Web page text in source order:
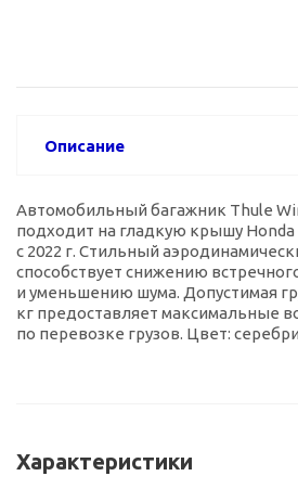
Описание
Автомобильный багажник Thule
подходит на гладкую крышу Honda
с 2022 г. Стильный
способствует снижению
и уменьшению шума. Допустимая
кг предоставляет максимальные
по перевозке грузов. Цвет:
Характеристики